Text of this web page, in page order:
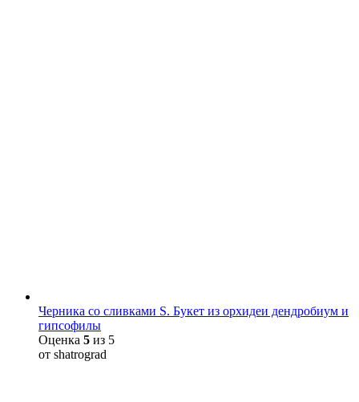
Черника со сливками S. Букет из орхидеи дендробиум и
гипсофилы
Оценка 5 из 5
от shatrograd